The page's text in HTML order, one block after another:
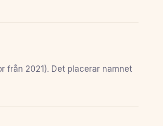
från 2021). Det placerar namnet